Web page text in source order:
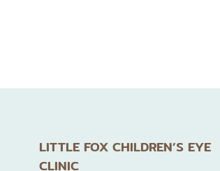
LITTLE FOX CHILDREN’S EYE
CLINIC